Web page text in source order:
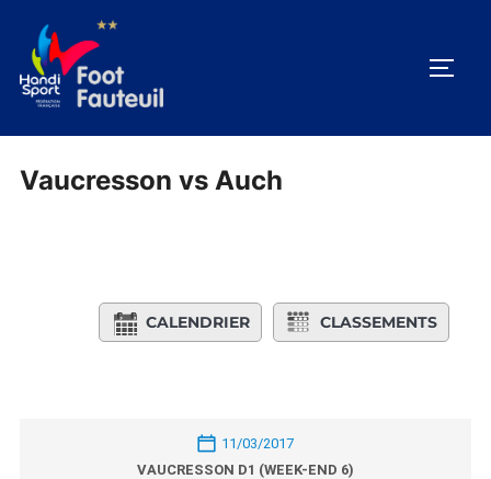
contenu
Vaucresson vs Auch
CALENDRIER CLASSEMENTS
11/03/2017
VAUCRESSON D1 (WEEK-END 6)